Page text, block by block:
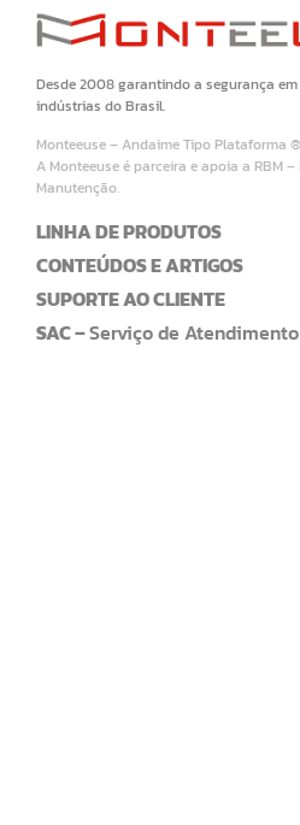
Desde 2008 garantindo a segurança
indústrias do Brasil.
Monteeuse – Andaime Tipo Plataforma
A Monteeuse é parceira e apoia a RBM
Manutenção.
LINHA DE PRODUTOS
CONTEÚDOS E ARTIGOS
SUPORTE AO CLIENTE
SAC –Serviço de